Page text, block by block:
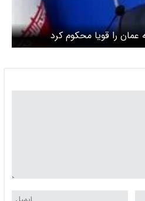
عمان را قویا محکوم کرد